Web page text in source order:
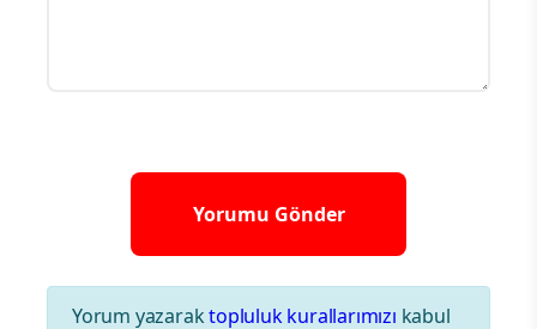
Yorum yazaraktopluluk kurallarımızı kabul